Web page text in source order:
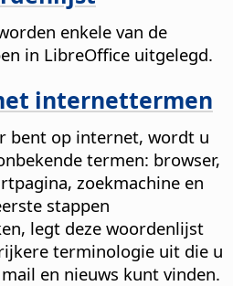
enkele van de
in LibreOffice uitgelegd.
internettermen
bent op internet, wordt u
termen: browser,
zoekmachine en
stappen
legt deze woordenlijst
terminologie uit die u
en nieuws kunt vinden.